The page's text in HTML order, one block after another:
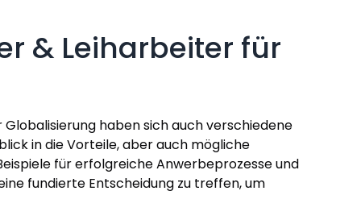
& Leiharbeiter für
haben sich auch verschiedene
in die Vorteile, aber auch mögliche
für erfolgreiche Anwerbeprozesse und
fundierte Entscheidung zu treffen, um